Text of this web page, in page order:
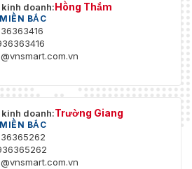
doanh:Hồng Thắm
BẮC
doanh:Trường Giang
BẮC